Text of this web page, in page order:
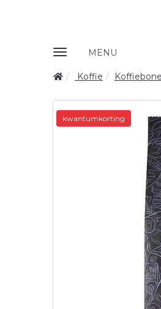
Zobrazit
MENU
Koffie
kwantumkorting